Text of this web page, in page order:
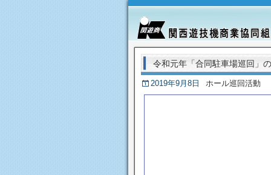
令和元年「合同駐車場巡回」
2019年9月8日 ホール巡回活動